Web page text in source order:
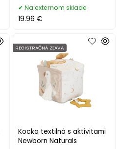
Na externom sklade
19.96 €
Kocka textilná s aktivitami
Newborn Naturals
REGISTRAČNÁ ZĽAVA